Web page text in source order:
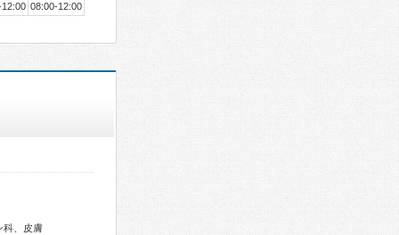
08:00-12:00
科、皮膚